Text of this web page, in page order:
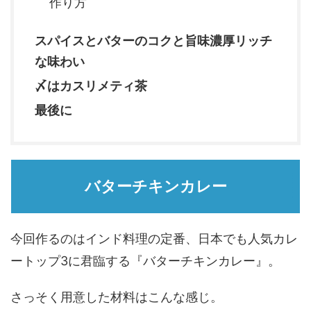
スパイスとバターのコクと旨味濃厚リッチ
な味わい
〆はカスリメティ茶
最後に
バターチキンカレー
今回作るのはインド料理の定番、日本でも人気カレ
ートップ3に君臨する『バターチキンカレー』。
さっそく用意した材料はこんな感じ。